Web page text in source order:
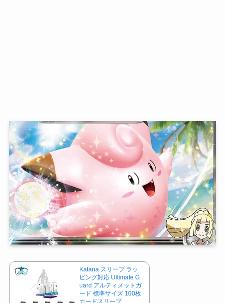
Katana スリーブ ラッ
ピング対応 Ultimate G
uard アルティメットガ
ード 標準サイズ 100枚
カードスリーブ